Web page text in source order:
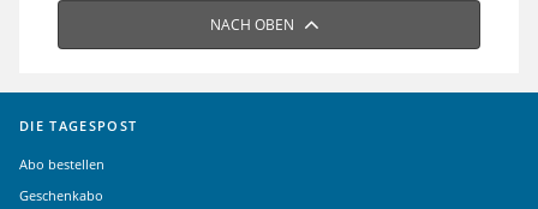
NACH OBEN
DIE TAGESPOST
Abo bestellen
Geschenkabo